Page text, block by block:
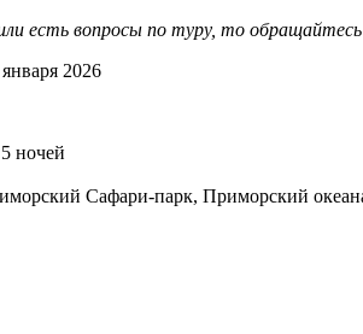
есть вопросы по туру, то
2026
ночей
Сафари-парк, Приморский